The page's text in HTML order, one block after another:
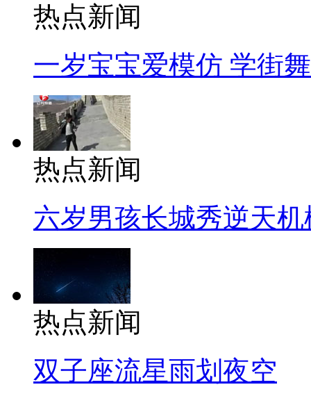
热点新闻
一岁宝宝爱模仿 学街
热点新闻
六岁男孩长城秀逆天机
热点新闻
双子座流星雨划夜空